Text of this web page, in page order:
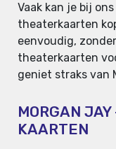
Vaak kan je bij
theaterkaarten
eenvoudig,
theaterkaarten
geniet straks van
MORGAN
KAARTEN